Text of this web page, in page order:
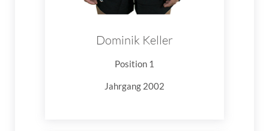
Dominik Keller
Position 1
Jahrgang 2002